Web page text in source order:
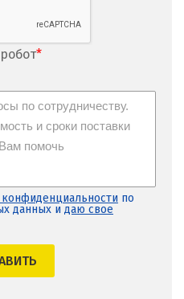
*
по
данных и даю свое